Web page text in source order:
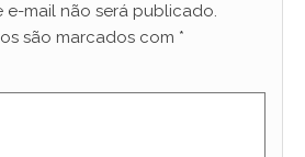
e-mail não será publicado.
são marcados com *